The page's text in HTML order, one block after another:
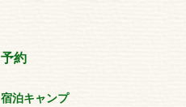
予約
宿泊キャンプ